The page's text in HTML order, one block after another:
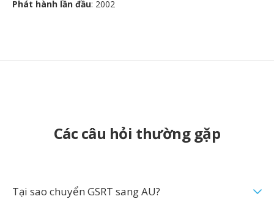
Phát hành lần đầu: 2002
Các câu hỏi thường gặp
Tại sao chuyển GSRT sang AU?